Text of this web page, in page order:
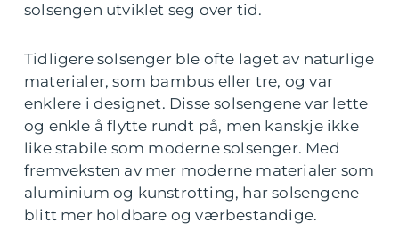
solsengen utviklet seg over tid.
Tidligere solsenger ble ofte laget av naturlige
materialer, som bambus eller tre, og var
enklere i designet. Disse solsengene var lette
og enkle å flytte rundt på, men kanskje ikke
like stabile som moderne solsenger. Med
fremveksten av mer moderne materialer som
aluminium og kunstrotting, har solsengene
blitt mer holdbare og værbestandige.